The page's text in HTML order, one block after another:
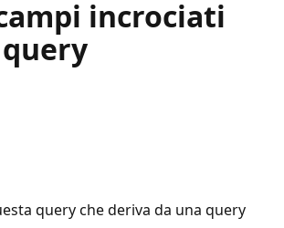
incrociati
query che deriva da una query